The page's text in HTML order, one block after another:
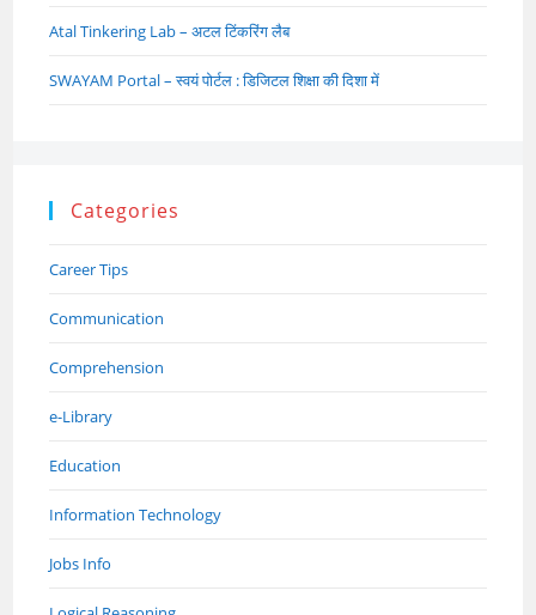
Atal Tinkering Lab – अटल टिंकरिंग लैब
SWAYAM Portal – स्वयं पोर्टल : डिजिटल शिक्षा की दिशा में
Categories
Career Tips
Communication
Comprehension
e-Library
Education
Information Technology
Jobs Info